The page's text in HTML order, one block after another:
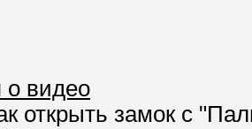
видео
открыть замок с